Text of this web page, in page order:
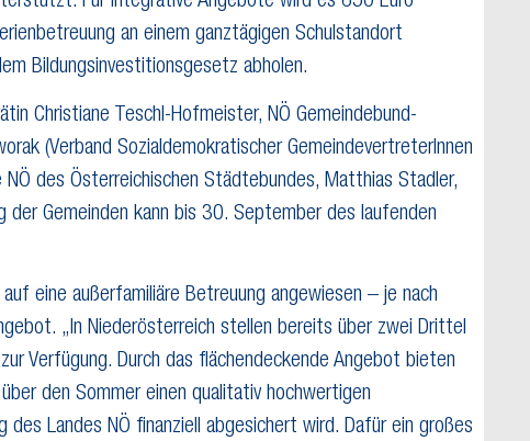
an einem ganztägigen Schulstandort
Bildungsinvestitionsgesetz abholen.
Christiane Teschl-Hofmeister, NÖ Gemeindebund-
(Verband Sozialdemokratischer GemeindevertreterInnen
des Österreichischen Städtebundes, Matthias Stadler,
der Gemeinden kann bis 30. September des laufenden
eine außerfamiliäre Betreuung angewiesen – je nach
„In Niederösterreich stellen bereits über zwei Drittel
Verfügung. Durch das flächendeckende Angebot bieten
den Sommer einen qualitativ hochwertigen
des Landes NÖ finanziell abgesichert wird. Dafür ein großes